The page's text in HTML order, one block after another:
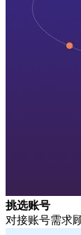
挑选账号
对接账号需求